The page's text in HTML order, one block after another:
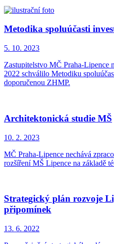
Metodika spoluúčasti
5. 10. 2023
Zastupitelstvo MČ Praha-Lipence
2022 schválilo Metodiku
doporučenou ZHMP.
Architektonická studie MŠ
10. 2. 2023
MČ Praha-Lipence nechává
rozšíření MŠ Lipence na základě
Strategický plán rozvoje
připomínek
13. 6. 2022